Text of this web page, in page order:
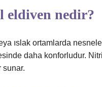
nedir?
ıslak ortamlarda
daha konforludur.
sunar.